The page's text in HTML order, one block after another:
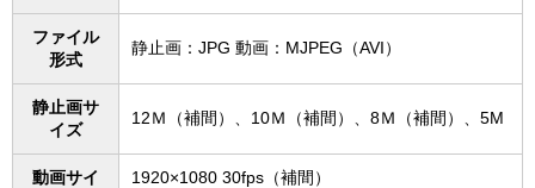
ファイル
形式
静止画：JPG 動画：MJPEG（AVI）
静止画サ
イズ
12Ｍ（補間）、10Ｍ（補間）、8Ｍ（補間）、5M
動画サイ
1920×1080 30fps（補間）